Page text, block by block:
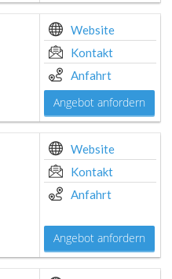
Website
Kontakt
Anfahrt
Angebot anfordern
Website
Kontakt
Anfahrt
Angebot anfordern